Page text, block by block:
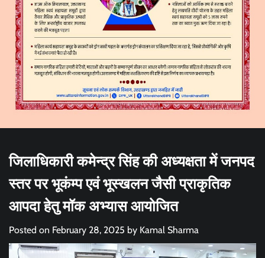
जिलाधिकारी कमेन्द्र सिंह की अध्यक्षता में जनपद
स्तर पर भूकंम्प एवं भूस्खलन जैसी प्राकृतिक
आपदा हेतु मॉक अभ्यास आयोजित
Posted on February 28, 2025 by Kamal Sharma